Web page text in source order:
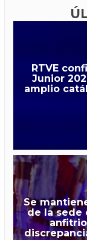
RTVE
Junior
amplio
Se
de la sede